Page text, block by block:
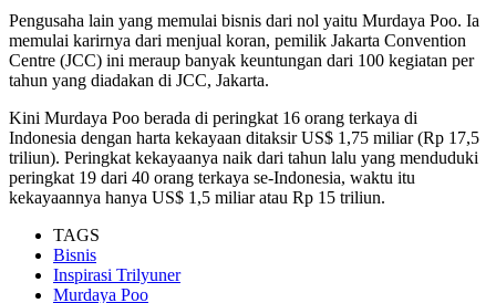
Pengusaha lain yang memulai bisnis dari nol yaitu Murdaya Poo. Ia
memulai karirnya dari menjual koran, pemilik Jakarta Convention
Centre (JCC) ini meraup banyak keuntungan dari 100 kegiatan per
tahun yang diadakan di JCC, Jakarta.
Kini Murdaya Poo berada di peringkat 16 orang terkaya di
Indonesia dengan harta kekayaan ditaksir US$ 1,75 miliar (Rp 17,5
triliun). Peringkat kekayaanya naik dari tahun lalu yang menduduki
peringkat 19 dari 40 orang terkaya se-Indonesia, waktu itu
kekayaannya hanya US$ 1,5 miliar atau Rp 15 triliun.
TAGS
Bisnis
Inspirasi Trilyuner
Murdaya Poo